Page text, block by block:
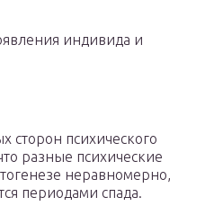
индивида и
сторон психического
разные психические
неравномерно,
периодами спада.